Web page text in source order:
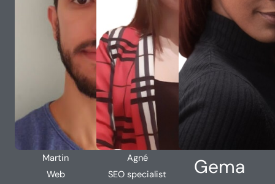
Martin
Web
Agné
SEO specialist
Gema